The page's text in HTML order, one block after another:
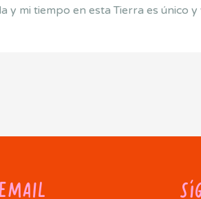
mi tiempo en esta Tierra es único y
EMAIL